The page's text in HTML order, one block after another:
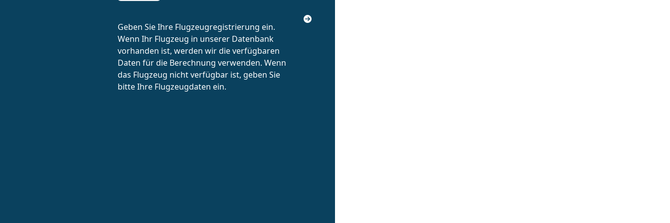
Geben Sie Ihre Flugzeugregistrierung ein.
Wenn Ihr Flugzeug in unserer Datenbank
vorhanden ist, werden wir die verfügbaren
Daten für die Berechnung verwenden. Wenn
das Flugzeug nicht verfügbar ist, geben Sie
bitte Ihre Flugzeugdaten ein.